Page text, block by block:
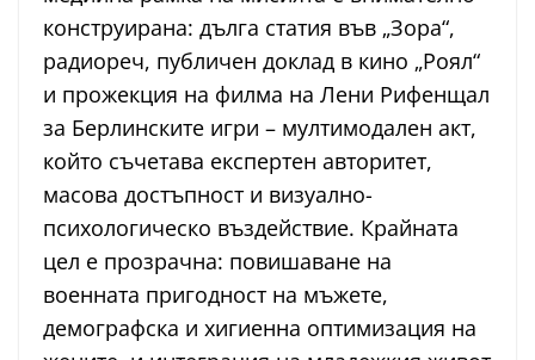
конструирана: дълга статия във „Зора“,
радиореч, публичен доклад в кино „Роял“
и прожекция на филма на Лени Рифенщал
за Берлинските игри – мултимодален акт,
който съчетава експертен авторитет,
масова достъпност и визуално-
психологическо въздействие. Крайната
цел е прозрачна: повишаване на
военната пригодност на мъжете,
демографска и хигиенна оптимизация на